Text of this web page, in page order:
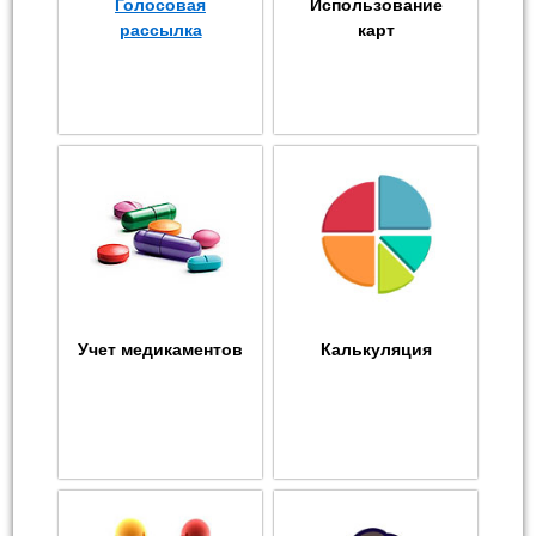
Голосовая
рассылка
Использование
карт
Учет медикаментов Калькуляция